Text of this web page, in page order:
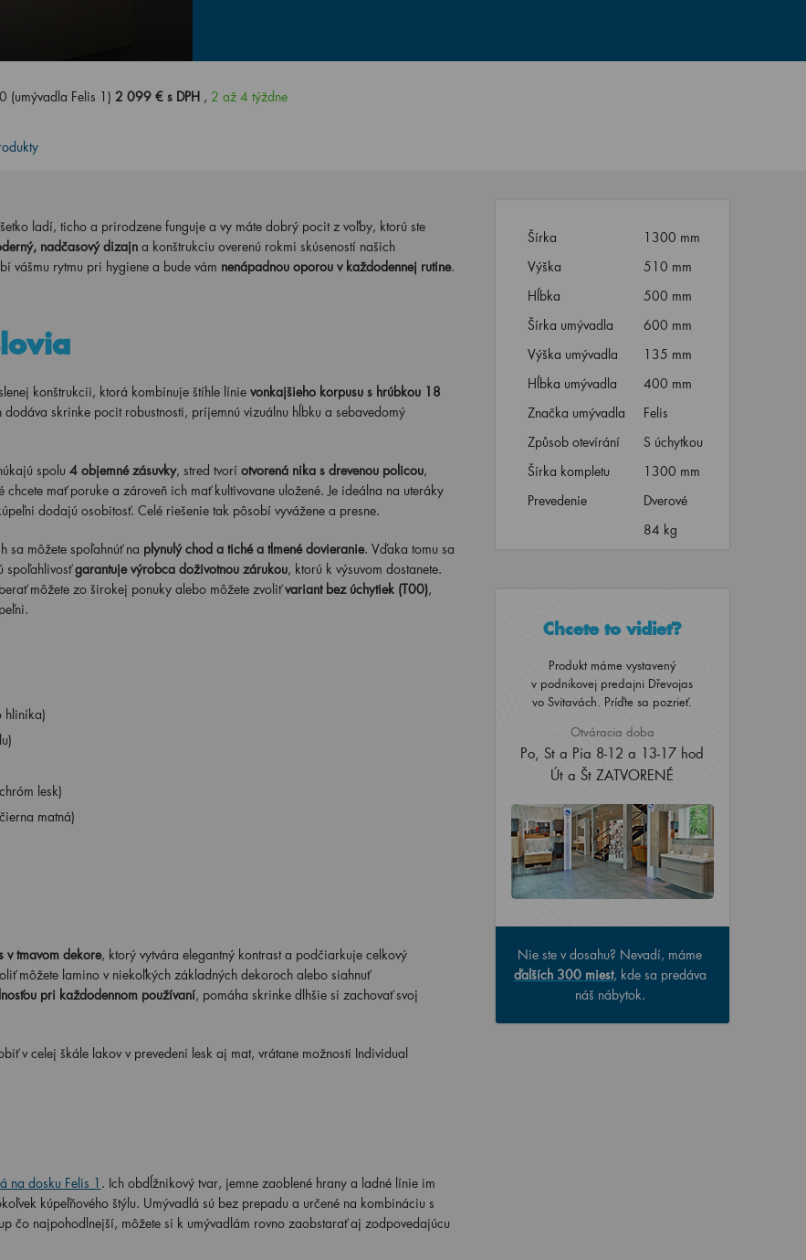
(umývadla Felis 1)2 099 € s DPH , 2 až 4 týždne
ladí, ticho a prirodzene funguje a vy máte dobrý pocit z voľby, ktorú ste
nadčasový dizajn a konštrukciu overenú rokmi skúseností našich
vášmu rytmu pri hygiene a bude vám nenápadnou oporou v každodennej rutine.
konštrukcii, ktorá kombinuje štíhle línie vonkajšieho korpusu s hrúbkou 18
dodáva skrinke pocit robustnosti, príjemnú vizuálnu hĺbku a sebavedomý
spolu 4 objemné zásuvky, stred tvorí otvorená nika s drevenou policou,
mať poruke a zároveň ich mať kultivovane uložené. Je ideálna na uteráky
dodajú osobitosť. Celé riešenie tak pôsobí vyvážene a presne.
sa môžete spoľahnúť na plynulý chod a tiché a tlmené dovieranie. Vďaka tomu sa
spoľahlivosť garantuje výrobca doživotnou zárukou, ktorú k výsuvom dostanete.
môžete zo širokej ponuky alebo môžete zvoliť variant bez úchytiek (T00),
hliníka)
lesk)
matná)
v tmavom dekore, ktorý vytvára elegantný kontrast a podčiarkuje celkový
môžete lamino v niekoľkých základných dekoroch alebo siahnuť
pri každodennom používaní, pomáha skrinke dlhšie si zachovať svoj
v celej škále lakov v prevedení lesk aj mat, vrátane možnosti Individual
na dosku Felis 1 . Ich obdĺžnikový tvar, jemne zaoblené hrany a ladné línie im
kúpeľňového štýlu. Umývadlá sú bez prepadu a určené na kombináciu s
čo najpohodlnejší, môžete si k umývadlám rovno zaobstarať aj zodpovedajúcu
Šírka
1300 mm
Výška
510 mm
Hĺbka
500 mm
Šírka umývadla
600 mm
Výška umývadla
135 mm
Hĺbka umývadla
400 mm
Značka umývadla
Felis
Způsob otevírání
S úchytkou
Šírka kompletu
1300 mm
Prevedenie
Dverové
84 kg
Chcete to vidieť?
Produkt máme vystavený
v podnikovej predajni Dřevojas
vo Svitavách. Príďte sa pozrieť.
Otváracia doba
Po, St a Pia 8-12 a 13-17 hod
Út a Št ZATVORENÉ
Nie ste v dosahu? Nevadí, máme
ďalších 300 miest, kde sa predáva
náš nábytok.